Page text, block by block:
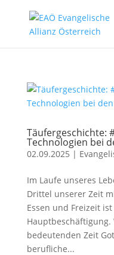
Täufergeschichte:
Technologien bei
02.09.2025 |
Im Laufe unseres
Drittel unserer Zeit
Essen und Freizeit
bedeutenden Zeit
berufliche...